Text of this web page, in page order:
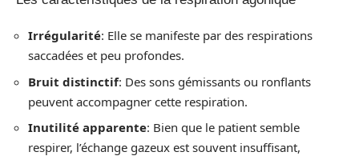
Irrégularité: Elle se manifeste par des respirations
saccadées et peu profondes.
Bruit distinctif: Des sons gémissants ou ronflants
peuvent accompagner cette respiration.
Inutilité apparente: Bien que le patient semble
respirer, l’échange gazeux est souvent insuffisant,